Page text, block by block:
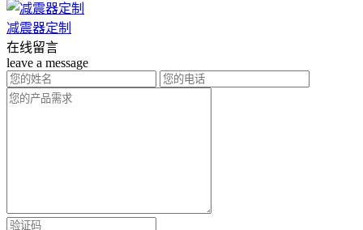
减震器定制
在线留言
leave a message